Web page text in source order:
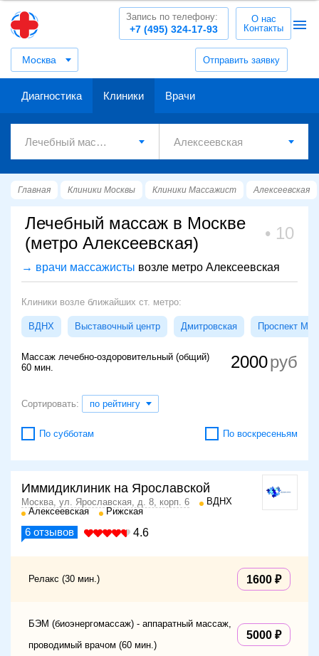
Москва Отправить заявку
+7 (495) 324-17-93
Запись по телефону:
О нас
Контакты
Диагностика Клиники Врачи
Главная Клиники Москвы Клиники Массажист Алексеевская
Лечебный массаж в Москве
(метро Алексеевская)
10
→ врачи массажисты возле метро Алексеевская
Клиники возле ближайших ст. метро:
ВДНХ Выставочный центр Дмитровская Проспект
Массаж лечебно-оздоровительный (общий)
60 мин.
2000
Сортировать: по рейтингу
По субботам По воскресеньям
Иммидиклиник на Ярославской
Москва, ул. Ярославская, д. 8, корп. 6
ВДНХ
Алексеевская
Рижская
6 отзывов 4.6
Релакс (30 мин.) 1600
БЭМ (биоэнергомассаж) - аппаратный массаж,
проводимый врачом (60 мин.)
5000